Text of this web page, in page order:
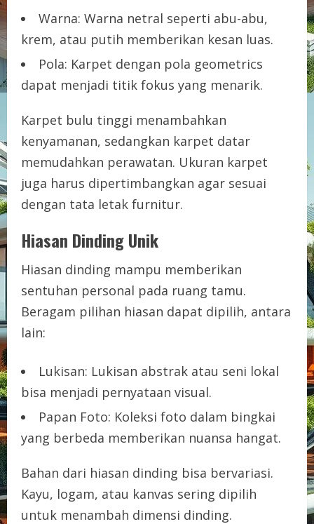
Warna: Warna netral seperti abu-abu,
krem, atau putih memberikan kesan luas.
Pola: Karpet dengan pola geometrics
dapat menjadi titik fokus yang menarik.
Karpet bulu tinggi menambahkan
kenyamanan, sedangkan karpet datar
memudahkan perawatan. Ukuran karpet
juga harus dipertimbangkan agar sesuai
dengan tata letak furnitur.
Hiasan Dinding Unik
Hiasan dinding mampu memberikan
sentuhan personal pada ruang tamu.
Beragam pilihan hiasan dapat dipilih, antara
lain:
Lukisan: Lukisan abstrak atau seni lokal
bisa menjadi pernyataan visual.
Papan Foto: Koleksi foto dalam bingkai
yang berbeda memberikan nuansa hangat.
Bahan dari hiasan dinding bisa bervariasi.
Kayu, logam, atau kanvas sering dipilih
untuk menambah dimensi dinding.